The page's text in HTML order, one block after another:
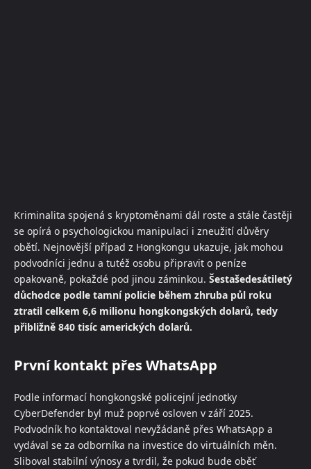
Kriminalita spojená s kryptoměnami dál roste a stále častěji
se opírá o psychologickou manipulaci i zneužití důvěry
obětí. Nejnovější případ z Hongkongu ukazuje, jak mohou
podvodníci jednu a tutéž osobu připravit o peníze
opakovaně, pokaždé pod jinou záminkou. Šestašedesátiletý
důchodce podle tamní policie během zhruba půl roku
ztratil celkem 6,6 milionu hongkongských dolarů, tedy
přibližně 840 tisíc amerických dolarů.
První kontakt přes WhatsApp
Podle informací hongkongské policejní jednotky
CyberDefender byl muž poprvé osloven v září 2025.
Podvodník ho kontaktoval nevyžádaně přes WhatsApp a
vydával se za odborníka na investice do virtuálních měn.
Sliboval stabilní výnosy a tvrdil, že pokud bude oběť